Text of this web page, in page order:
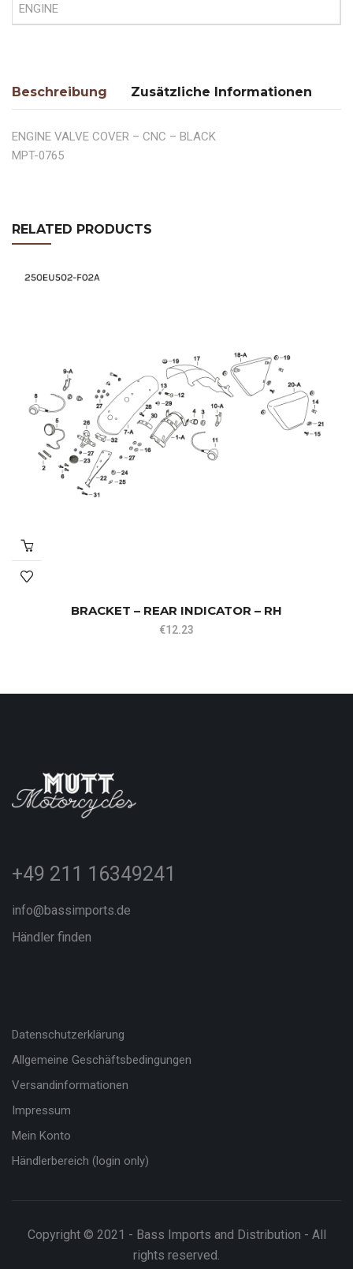
ENGINE
Beschreibung Zusätzliche Informationen
ENGINE VALVE COVER – CNC – BLACK
MPT-0765
RELATED PRODUCTS
BRACKET – REAR INDICATOR – RH
€12.23
+49 211 16349241
info@bassimports.de
Händler finden
Datenschutzerklärung
Allgemeine Geschäftsbedingungen
Versandinformationen
Impressum
Mein Konto
Händlerbereich (login only)
Copyright © 2021 - Bass Imports and Distribution - All
rights reserved.